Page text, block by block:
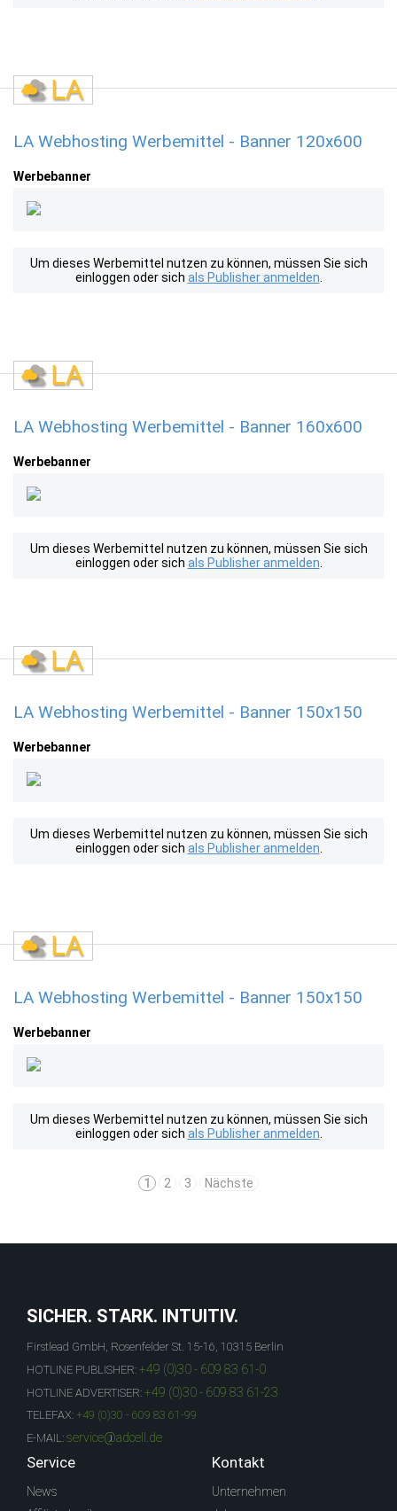
LA Webhosting Werbemittel - Banner 120x600
Werbebanner
Um dieses Werbemittel nutzen zu können, müssen Sie sich
einloggen oder sich als Publisher anmelden
LA Webhosting Werbemittel - Banner 160x600
Werbebanner
Um dieses Werbemittel nutzen zu können, müssen Sie sich
einloggen oder sich als Publisher anmelden
LA Webhosting Werbemittel - Banner 150x150
Werbebanner
Um dieses Werbemittel nutzen zu können, müssen Sie sich
einloggen oder sich als Publisher anmelden
LA Webhosting Werbemittel - Banner 150x150
Werbebanner
Um dieses Werbemittel nutzen zu können, müssen Sie sich
einloggen oder sich als Publisher anmelden
1 2 3 Nächste
SICHER. STARK. INTUITIV.
Firstlead GmbH, Rosenfelder St. 15-16, 10315 Berlin
HOTLINE PUBLISHER: +49 (0)30 - 609 83 61-0
HOTLINE ADVERTISER: +49 (0)30 - 609 83 61-23
TELEFAX: +49 (0)30 - 609 83 61-99
E-MAIL: service@adcell.de
Service
News
Kontakt
Unternehmen